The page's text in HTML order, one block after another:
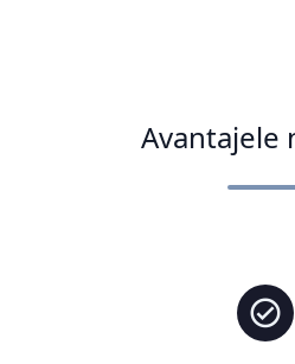
Avantajele